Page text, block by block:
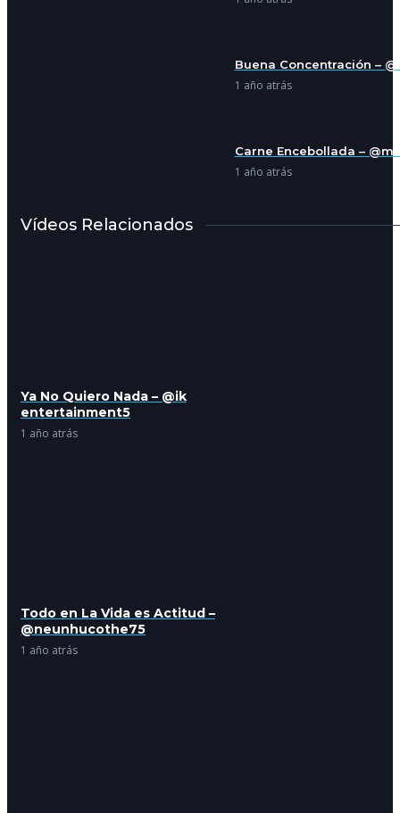
Buena Concentración –
1 año atrás
Carne Encebollada –
1 año atrás
Vídeos Relacionados
Ya No Quiero Nada – @ik
entertainment5
1 año atrás
Todo en La Vida es Actitud –
@neunhucothe75
1 año atrás